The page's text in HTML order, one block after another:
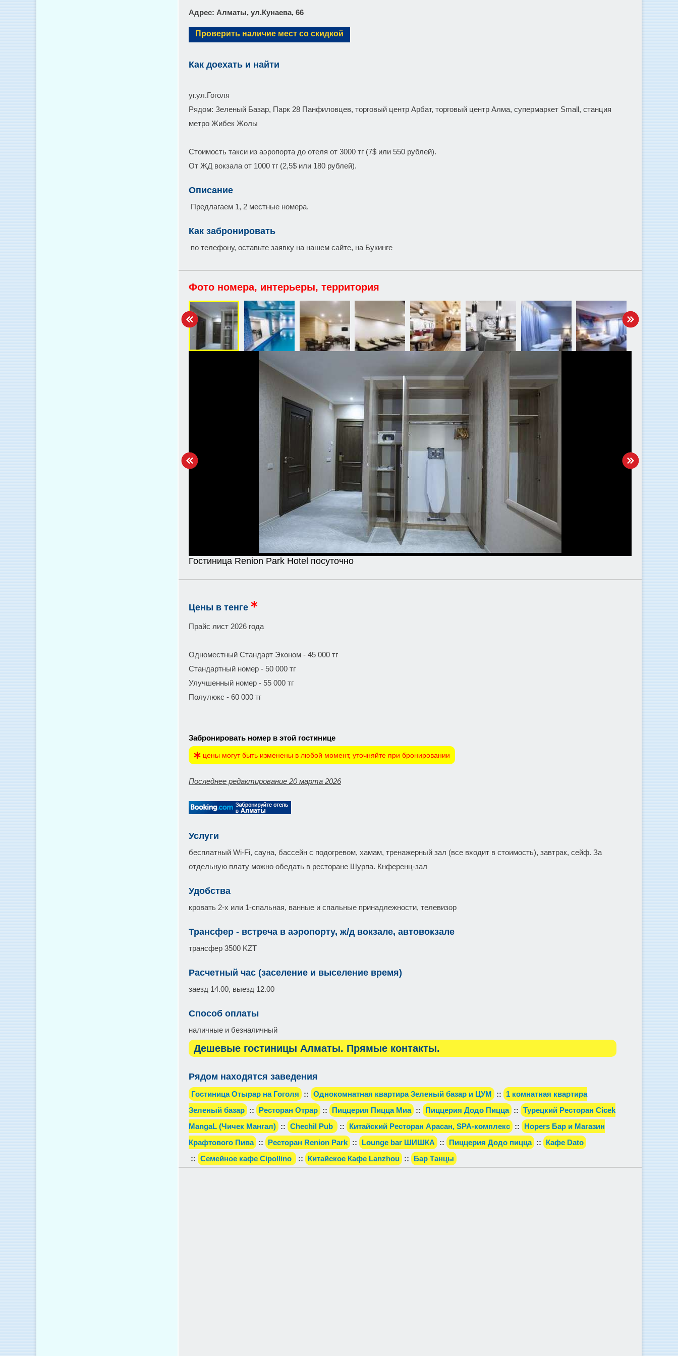
Адрес: Алматы, ул.Кунаева, 66
Проверить наличие мест со скидкой
Как доехать и найти
уг.ул.Гоголя
Рядом: Зеленый Базар, Парк 28 Панфиловцев, торговый центр Арбат, торговый центр Алма, супермаркет Small, станция
метро Жибек Жолы
Стоимость такси из аэропорта до отеля от 3000 тг (7$ или 550 рублей).
От ЖД вокзала от 1000 тг (2,5$ или 180 рублей).
Описание
Предлагаем 1, 2 местные номера.
Как забронировать
по телефону, оставьте заявку на нашем сайте, на Букинге
Фото номера, интерьеры, территория
Гостиница Renion Park Hotel посуточно
Цены в тенге
Прайс лист 2026 года
Одноместный Стандарт Эконом - 45 000 тг
Стандартный номер - 50 000 тг
Улучшенный номер - 55 000 тг
Полулюкс - 60 000 тг
Забронировать номер в этой гостинице
цены могут быть изменены в любой момент, уточняйте при бронировании
Последнее редактирование 20 марта 2026
Услуги
бесплатный Wi-Fi, сауна, бассейн с подогревом, хамам, тренажерный зал (все входит в стоимость), завтрак, сейф. За
отдельную плату можно обедать в ресторане Шурпа. Кнференц-зал
Удобства
кровать 2-х или 1-спальная, ванные и спальные принадлежности, телевизор
Трансфер - встреча в аэропорту, ж/д вокзале, автовокзале
трансфер 3500 KZT
Расчетный час (заселение и выселение время)
заезд 14.00, выезд 12.00
Способ оплаты
наличные и безналичный
Дешевые гостиницы Алматы. Прямые контакты.
Рядом находятся заведения
Гостиница Отырар на Гоголя :: Однокомнатная квартира Зеленый базар и ЦУМ ::
1 комнатная квартира
Зеленый базар :: Ресторан Отрар :: Пиццерия Пицца Миа :: Пиццерия Додо Пицца :: Турецкий Ресторан Cicek
MangaL (Чичек Мангал) :: Chechil Pub :: Китайский Ресторан Арасан, SPA-комплекс ::
Hopers Бар и Магазин
Крафтового Пива :: Ресторан Renion Park :: Lounge bar ШИШКА :: Пиццерия Додо пицца ::
Кафе Dato
:: Семейное кафе Cipollino :: Китайское Кафе Lanzhou :: Бар Танцы